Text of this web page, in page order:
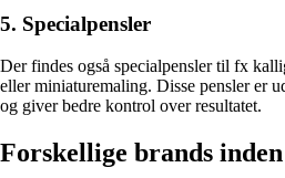
5. Specialpensler
Der findes også specialpensler til fx
eller miniaturemaling. Disse pensler er
og giver bedre kontrol over resultatet.
Forskellige brands